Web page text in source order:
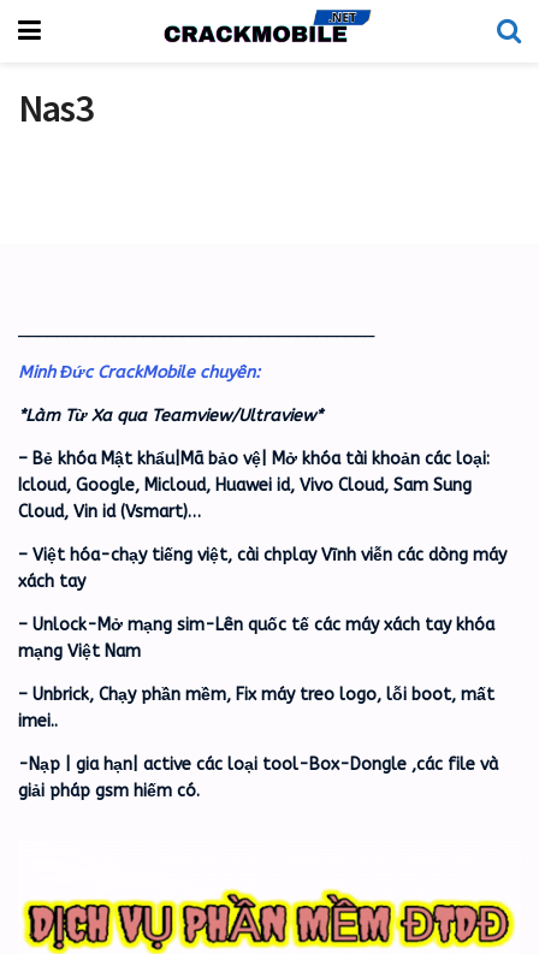
Nas3
Minh Đức CrackMobile chuyên:
*Làm Từ Xa qua Teamview/Ultraview*
– Bẻ khóa Mật khẩu|Mã bảo vệ| Mở khóa tài khoản các loại:
Icloud, Google, Micloud, Huawei id, Vivo Cloud, Sam Sung
Cloud, Vin id (Vsmart)…
– Việt hóa-chạy tiếng việt, cài chplay Vĩnh viễn các dòng máy
xách tay
– Unlock-Mở mạng sim-Lên quốc tế các máy xách tay khóa
mạng Việt Nam
– Unbrick, Chạy phần mềm, Fix máy treo logo, lỗi boot, mất
imei..
-Nạp | gia hạn| active các loại tool-Box-Dongle ,các file và
giải pháp gsm hiếm có.